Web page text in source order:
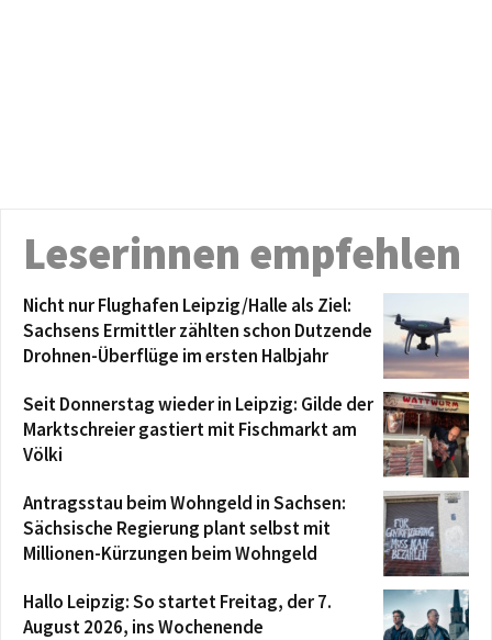
Leserinnen empfehlen
Nicht nur Flughafen Leipzig/Halle als Ziel:
Sachsens Ermittler zählten schon Dutzende
Drohnen-Überflüge im ersten Halbjahr
Seit Donnerstag wieder in Leipzig: Gilde der
Marktschreier gastiert mit Fischmarkt am
Völki
Antragsstau beim Wohngeld in Sachsen:
Sächsische Regierung plant selbst mit
Millionen-Kürzungen beim Wohngeld
Hallo Leipzig: So startet Freitag, der 7.
August 2026, ins Wochenende